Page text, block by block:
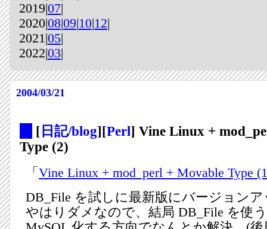
2019|07|
2020|08|09|10|12|
2021|05|
2022|03|
2004/03/21
[ 日記/blog][Perl] Vine Linux +
Type (2)
「 Vine Linux + mod_perl + Movable Type
DB_File を試しに最新版にバージョン
やはりダメなので、結局 DB_File を使